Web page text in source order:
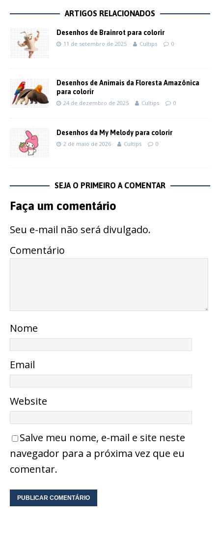
ARTIGOS RELACIONADOS
Desenhos de Brainrot para colorir
11 de setembro de 2025 Cultips 0
Desenhos de Animais da Floresta Amazônica
para colorir
24 de dezembro de 2025 Cultips 0
Desenhos da My Melody para colorir
2 de maio de 2026 Cultips 0
SEJA O PRIMEIRO A COMENTAR
Faça um comentário
Seu e-mail não será divulgado.
Comentário
Nome
Email
Website
Salve meu nome, e-mail e site neste
navegador para a próxima vez que eu
comentar.